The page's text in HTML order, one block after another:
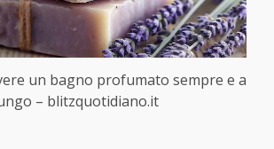
un bagno profumato sempre e a
– blitzquotidiano.it